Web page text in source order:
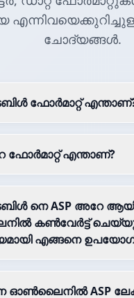
ചോദ്യങ്ങൾ.
ഫോർമാറ്റ്
ഫോർമാറ്റ് എന്താണ്?
നെ ASP അറേ
കൺവേർട്ട്
എങ്ങനെ
ഓൺലൈനിൽ ASP